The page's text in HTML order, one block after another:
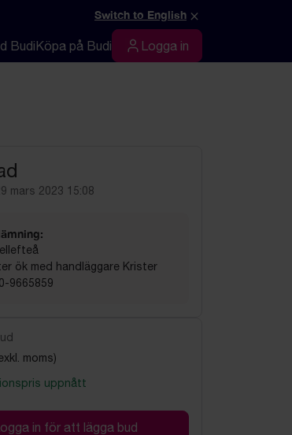
Switch to English ×
BudiKöpa på Budi Logga in
Logga in
mars 2023 15:08
ök med handläggare Krister
9665859
moms)
uppnått
in för att lägga bud